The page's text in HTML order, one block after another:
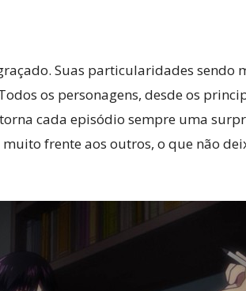
Suas particularidades sendo
os personagens, desde os
cada episódio sempre uma
frente aos outros, o que não